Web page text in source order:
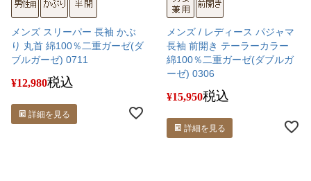
メンズ スリーパー 長袖 かぶ
り 丸首 綿100％二重ガーゼ(ダ
ブルガーゼ) 0711
¥12,980税込
詳細を見る
メンズ / レディース パジャマ
長袖 前開き テーラーカラー
綿100％二重ガーゼ(ダブルガ
ーゼ) 0306
¥15,950税込
詳細を見る